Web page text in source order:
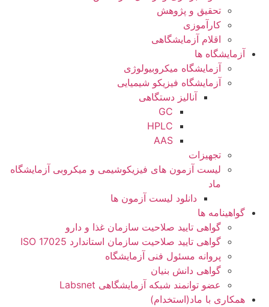
تحقیق و پژوهش
کارآموزی
اقلام آزمایشگاهی
آزمایشگاه ها
آزمایشگاه میکروبیولوژی
آزمایشگاه فیزیکو شیمیایی
آنالیز دستگاهی
GC
HPLC
AAS
تجهیزات
لیست آزمون های فیزیکوشیمی و میکروبی آزمایشگاه
ماد
دانلود لیست آزمون ها
گواهینامه ها
گواهی تایید صلاحیت سازمان غذا و دارو
گواهی تایید صلاحیت سازمان استاندارد ISO 17025
پروانه مسئول فنی آزمایشگاه
گواهی دانش بنیان
عضو توانمند شبکه آزمایشگاهی Labsnet
همکاری با ماد(استخدام)